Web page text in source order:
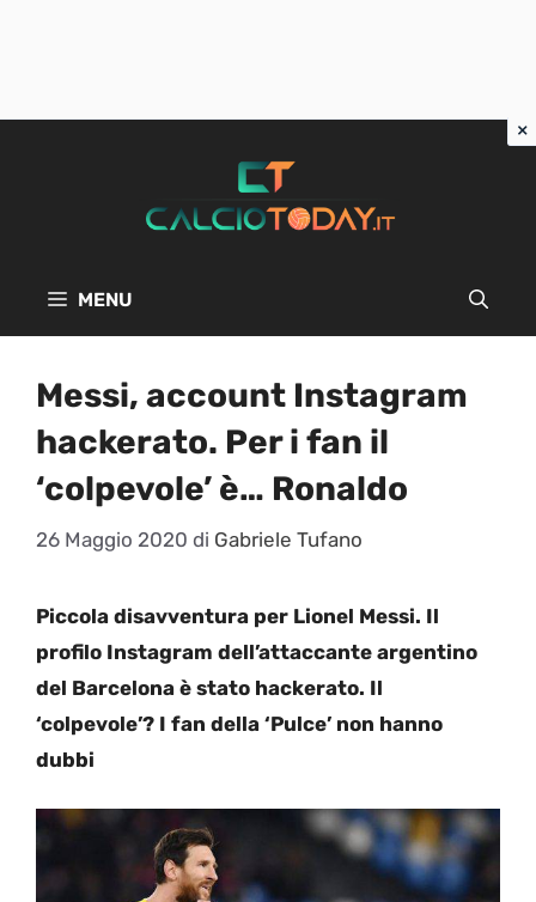
MENU
Messi, account Instagram
hackerato. Per i fan il
‘colpevole’ è… Ronaldo
26 Maggio 2020 di Gabriele Tufano
Piccola disavventura per Lionel Messi. Il
profilo Instagram dell’attaccante argentino
del Barcelona è stato hackerato. Il
‘colpevole’? I fan della ‘Pulce’ non hanno
dubbi